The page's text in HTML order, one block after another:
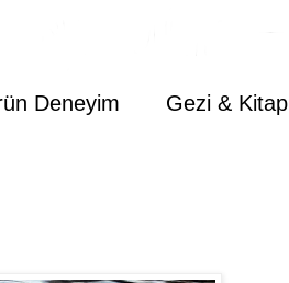
Deneyim Gezi & Kitap